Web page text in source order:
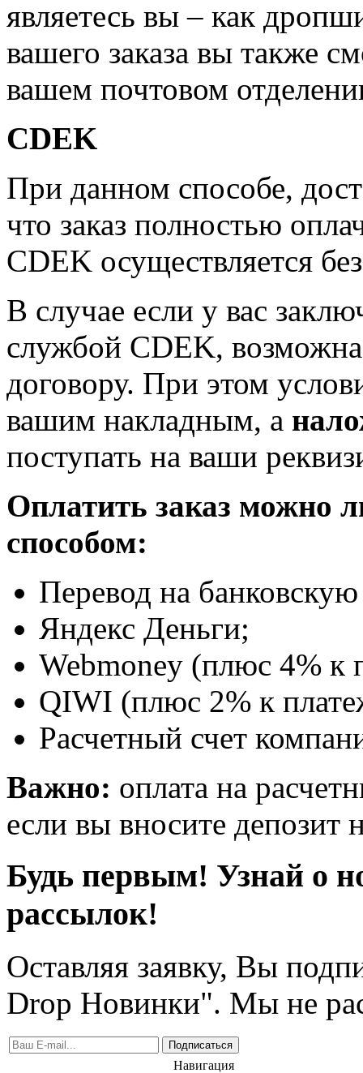
являетесь вы – как
вашего заказа вы также
вашем почтовом
CDEK
При данном способе,
что заказ полностью
CDEK осуществляется
В случае если у вас
службой CDEK,
договору. При этом
вашим накладным, а
поступать на ваши
Оплатить заказ можно
способом:
Перевод на
Яндекс Деньги;
Webmoney (плюс 4% к
QIWI (плюс 2% к
Расчетный счет
Важно: оплата на
если вы вносите депозит
Будь первым! Узнай о
рассылок!
Оставляя заявку, Вы
Drop Новинки". Мы не
Подписаться
Навигация